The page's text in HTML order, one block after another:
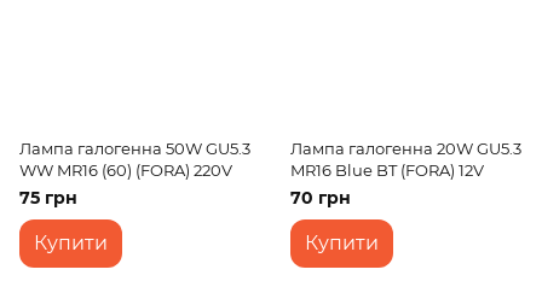
Лампа галогенна 50W GU5.3
WW MR16 (60) (FORA) 220V
75 грн
Купити
Лампа галогенна 20W GU5.3
MR16 Blue BT (FORA) 12V
70 грн
Купити